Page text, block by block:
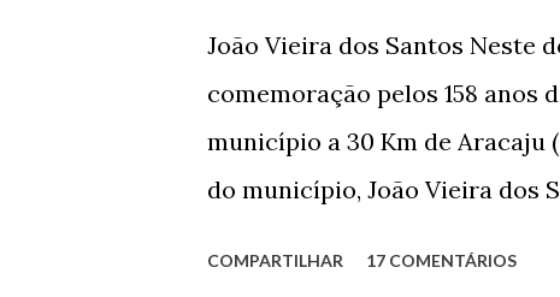
João Vieira dos Santos Neste
comemoração pelos 158 anos
município a 30 Km de Aracaju
do município, João Vieira dos
COMPARTILHAR 17 COMENTÁRIOS